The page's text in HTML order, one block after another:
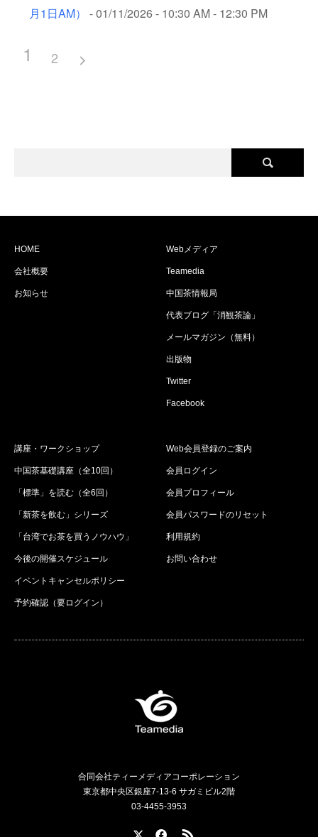
月1日AM）
- 01/11/2026 - 10:30 AM - 12:30 PM
1 2
HOME
会社概要
お知らせ
Webメディア
Teamedia
中国茶情報局
代表ブログ「消観茶論」
メールマガジン（無料）
出版物
Twitter
Facebook
講座・ワークショップ
中国茶基礎講座（全10回）
「標準」を読む（全6回）
「新茶を飲む」シリーズ
「台湾でお茶を買うノウハウ」
今後の開催スケジュール
イベントキャンセルポリシー
予約確認（要ログイン）
Web会員登録のご案内
会員ログイン
会員プロフィール
会員パスワードのリセット
利用規約
お問い合わせ
合同会社ティーメディアコーポレーション
東京都中央区銀座7-13-6 サガミビル2階
03-4455-3953